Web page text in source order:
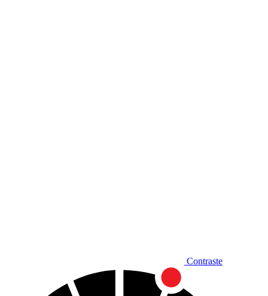
Contraste